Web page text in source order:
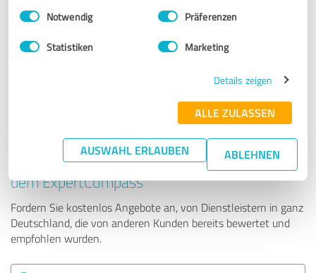
Impressum Datenschutzbestimmungen
Einwilligungsauswahl
Notwendig Präferenzen
Statistiken Marketing
Details zeigen
ALLE ZULASSEN
AUSWAHL ERLAUBEN ABLEHNEN
SH business COM
Tipp: Die passenden Experten finden - mit
dem ExpertCompass
Fordern Sie kostenlos Angebote an, von Dienstleistern in ganz
Deutschland, die von anderen Kunden bereits bewertet und
empfohlen wurden.